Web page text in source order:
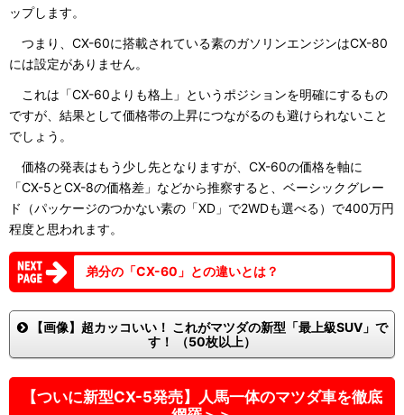
ップします。
つまり、CX-60に搭載されている素のガソリンエンジンはCX-80
には設定がありません。
これは「CX-60よりも格上」というポジションを明確にするもの
ですが、結果として価格帯の上昇につながるのも避けられないこと
でしょう。
価格の発表はもう少し先となりますが、CX-60の価格を軸に
「CX-5とCX-8の価格差」などから推察すると、ベーシックグレー
ド（パッケージのつかない素の「XD」で2WDも選べる）で400万円
程度と思われます。
弟分の「CX-60」との違いとは？
【画像】超カッコいい！ これがマツダの新型「最上級SUV」で
す！ （50枚以上）
【ついに新型CX-5発売】人馬一体のマツダ車を徹底